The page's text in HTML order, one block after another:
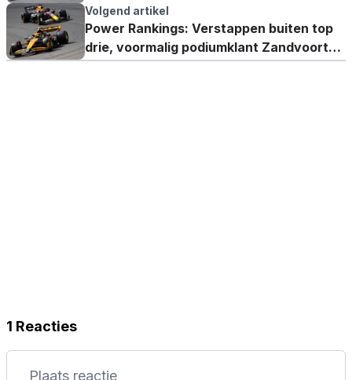
Volgend artikel
Power Rankings: Verstappen buiten top
drie, voormalig podiumklant Zandvoort
krijgt erkenning
1 Reacties